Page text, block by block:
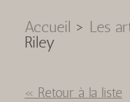
Accueil > Les
Riley
« Retour à la liste